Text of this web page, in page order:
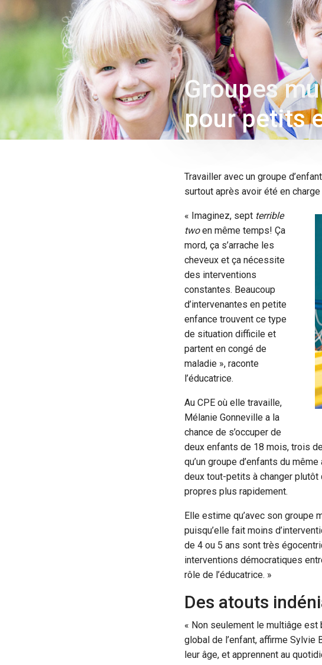
Groupes
pour petits
Travailler avec un groupe
surtout après avoir été en
« Imaginez, sept terrible
twoen même temps! Ça
mord, ça s’arrache les
cheveux et ça nécessite
des interventions
constantes. Beaucoup
d’intervenantes en petite
enfance trouvent ce type
de situation difficile et
partent en congé de
maladie », raconte
l’éducatrice.
Au CPE où elle travaille,
Mélanie Gonneville a la
chance de s’occuper de
deux enfants de 18 mois, trois
qu’un groupe d’enfants du
deux tout-petits à changer
propres plus rapidement.
Elle estime qu’avec son groupe
puisqu’elle fait moins
de 4 ou 5 ans sont très
interventions démocratiques
rôle de l’éducatrice. »
Des atouts
« Non seulement le multiâge
global de l’enfant, affirme Sylvie
leur âge, et apprennent au